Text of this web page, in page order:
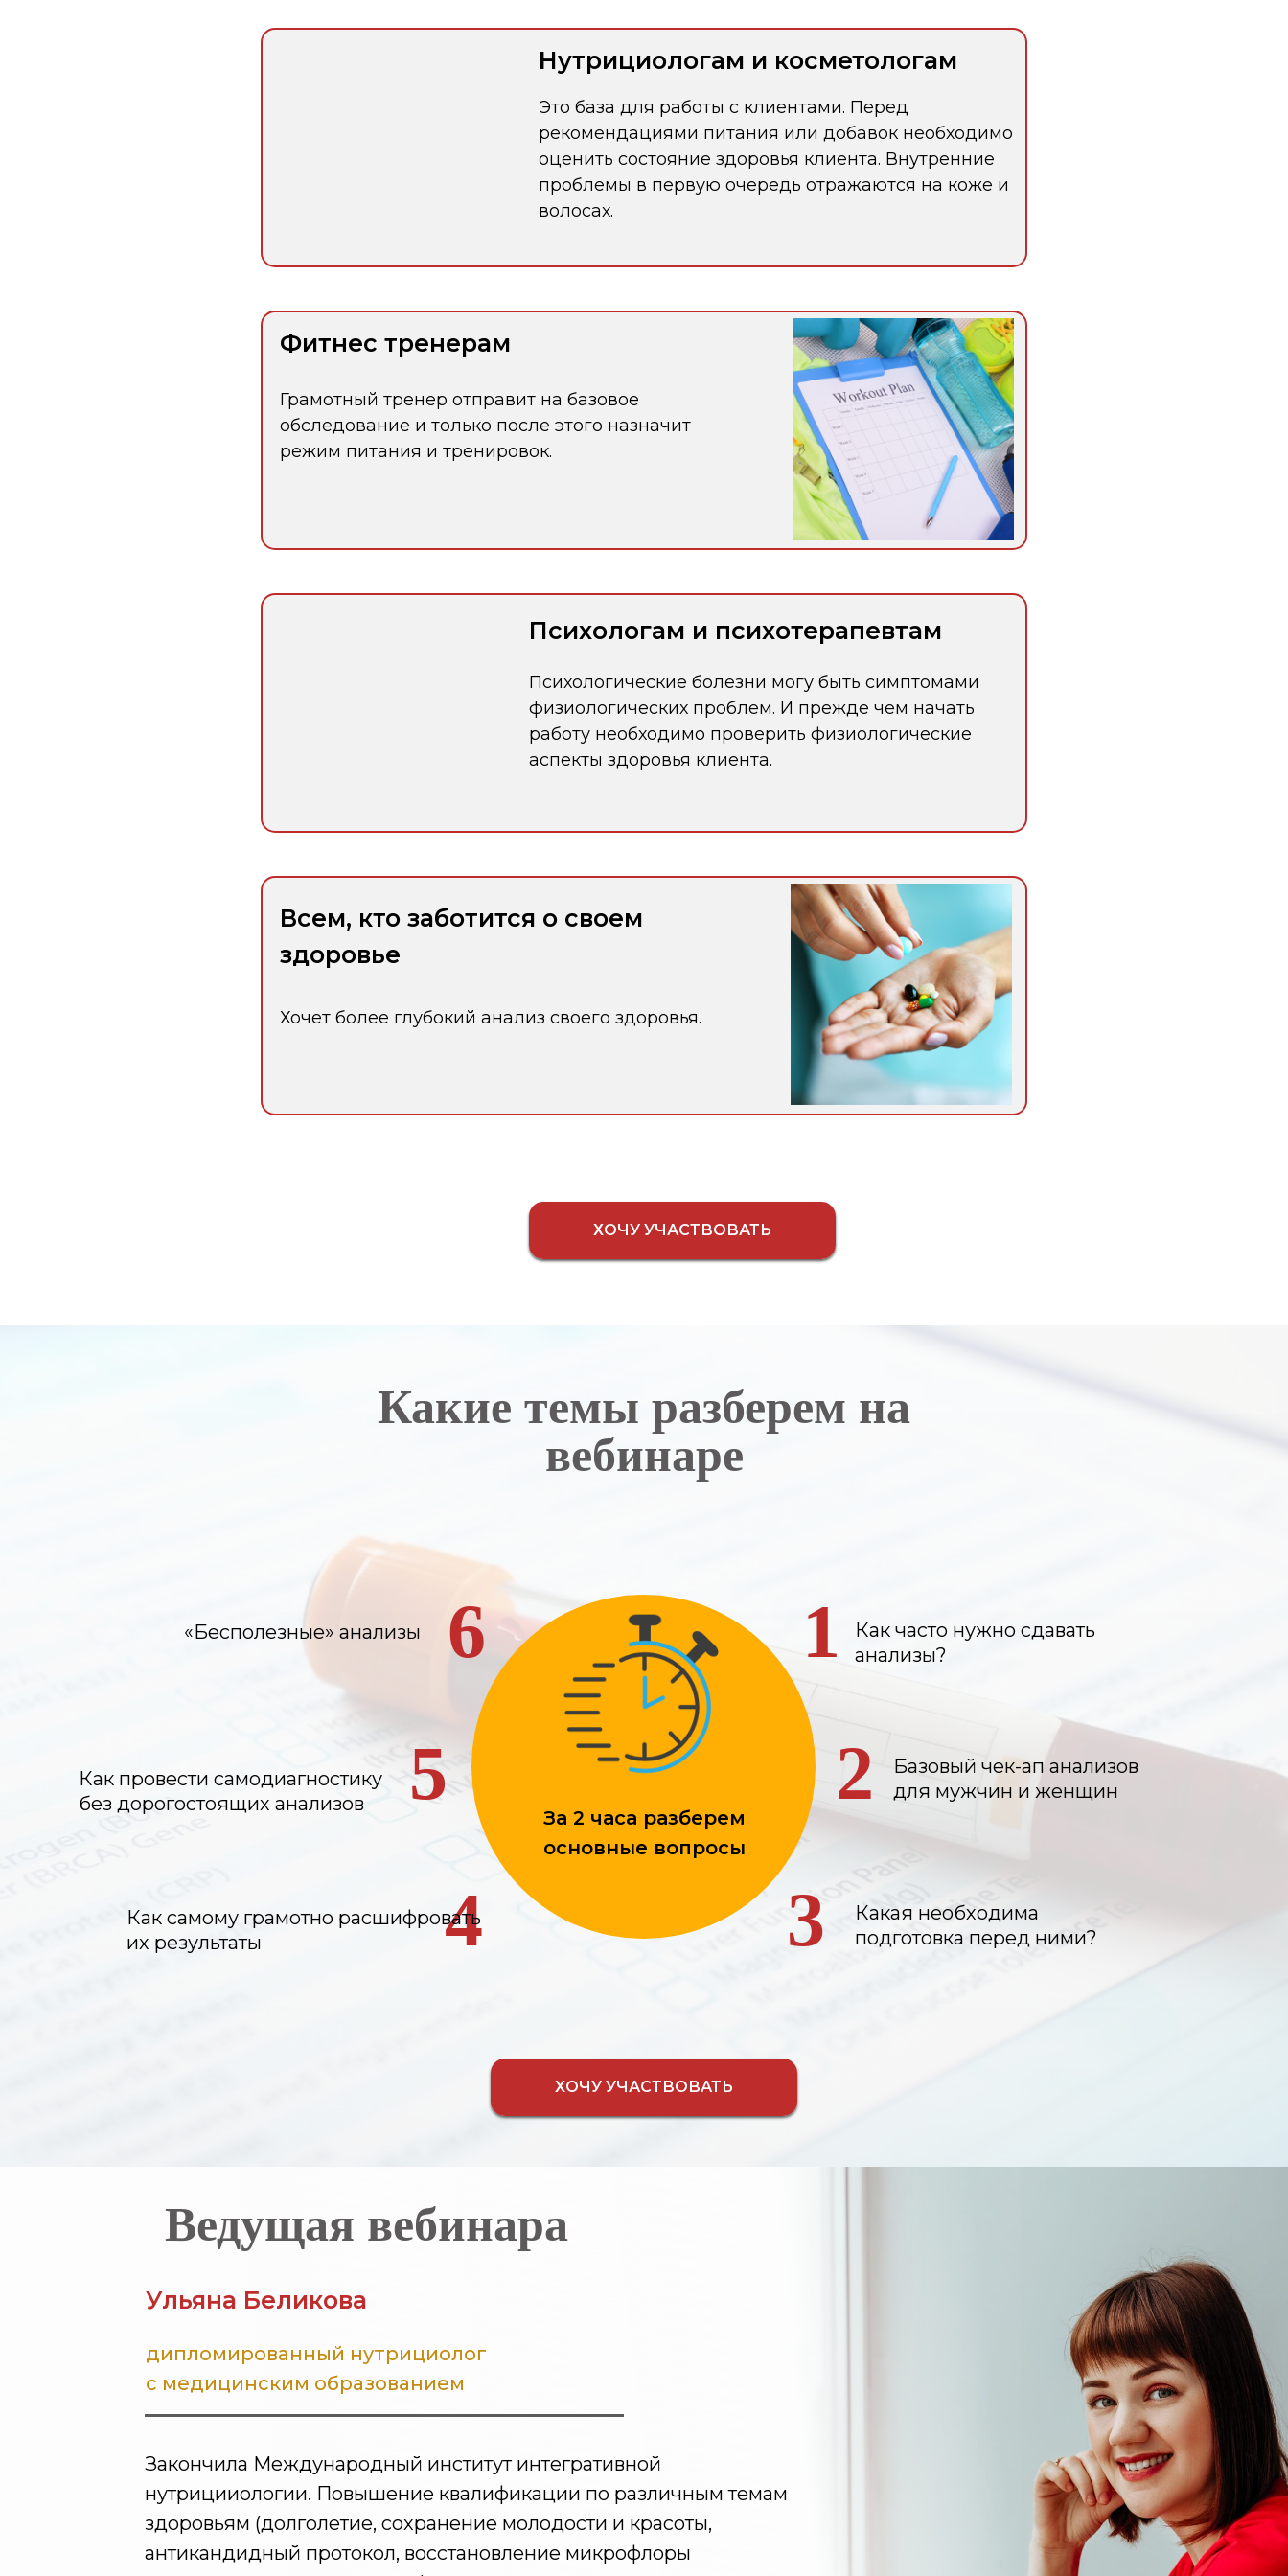
Нутрициологам и косметологам
ХОЧУ УЧАСТВОВАТЬ
Это база для работы с клиентами. Перед
рекомендациями питания или добавок необходимо
оценить состояние здоровья клиента. Внутренние
проблемы в первую очередь отражаются на коже и
волосах.
Фитнес тренерам
Психологам и психотерапевтам
Грамотный тренер отправит на базовое
обследование и только после этого назначит
режим питания и тренировок.
Психологические болезни могу быть симптомами
физиологических проблем. И прежде чем начать
работу необходимо проверить физиологические
аспекты здоровья клиента.
Хочет более глубокий анализ своего здоровья.
Всем, кто заботится о своем
здоровье
Какие темы разберем на
вебинаре
1
ХОЧУ УЧАСТВОВАТЬ
Как часто нужно сдавать
анализы?
Базовый чек-ап анализов
для мужчин и женщин
Какая необходима
подготовка перед ними?
«Бесполезные» анализы
За 2 часа разберем
основные вопросы
2
3
4
5
6
Как самому грамотно расшифровать
их результаты
Как провести самодиагностику
без дорогостоящих анализов
Ведущая вебинара
Ульяна Беликова
Закончила Международный институт интегративной
нутрицииологии. Повышение квалификации по различным темам
здоровьям (долголетие, сохранение молодости и красоты,
антикандидный протокол, восстановление микрофлоры
дипломированный нутрициолог
с медицинским образованием